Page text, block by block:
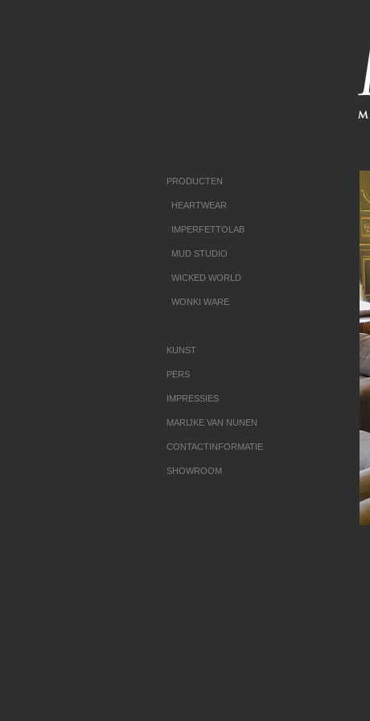
PRODUCTEN
HEARTWEAR
IMPERFETTOLAB
MUD STUDIO
WICKED WORLD
WONKI WARE
KUNST
PERS
IMPRESSIES
MARIJKE VAN NUNEN
CONTACTINFORMATIE
SHOWROOM